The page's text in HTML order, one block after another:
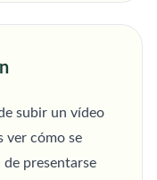
subir un vídeo
ver cómo se
de presentarse